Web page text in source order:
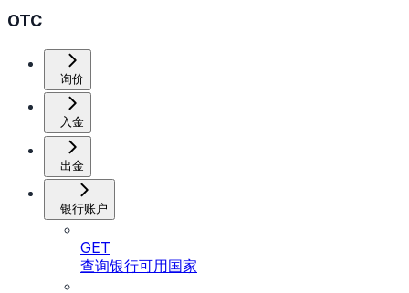
OTC
询价
入金
出金
银行账户
GET
查询银行可用国家